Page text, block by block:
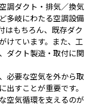
調ダクト・排気／換気
多岐にわたる空調設備
はもちろん、既存ダク
けています。また、工
ダクト製造・取付に関
必要な空気を外から取
すことが重要です。
空気循環を支えるのが